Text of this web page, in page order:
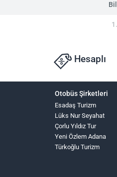
Hesaplı
Otobüs Şirketleri
Esadaş Turizm
Lüks Nur Seyahat
Çorlu Yıldız Tur
Yeni Özlem Adana
Türkoğlu Turizm